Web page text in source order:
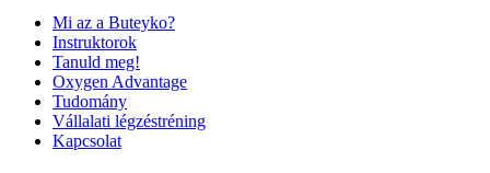
Mi az a Buteyko?
Instruktorok
Tanuld meg!
Oxygen Advantage
Tudomány
Vállalati légzéstréning
Kapcsolat